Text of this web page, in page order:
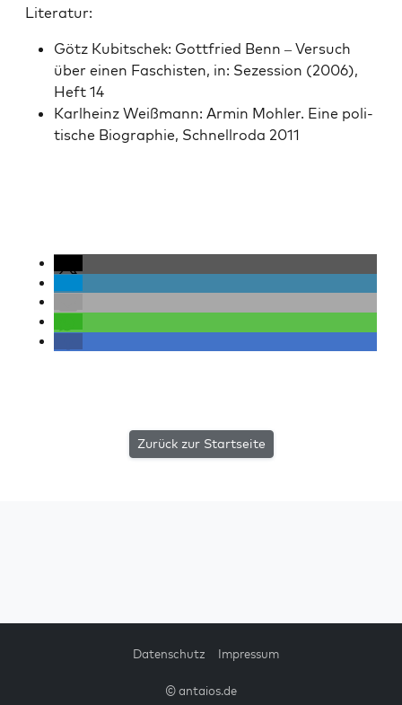
Lit­er­atur:
Götz Kubitschek: Got­tfried Benn – Ver­such
über einen Faschis­ten, in: Sezes­sion (2006),
Heft 14
Karl­heinz Weiß­mann: Armin Mohler. Eine poli­
tis­che Biogra­phie, Schnell­ro­da 2011
Zurück zur Startseite
Datenschutz Impressum
© antaios.de